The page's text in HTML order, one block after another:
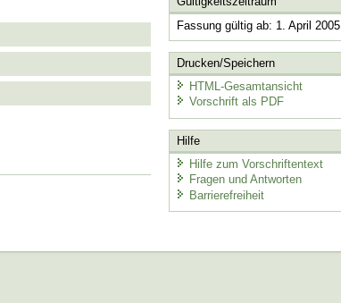
Fassung gültig ab: 1. April 2005
Drucken/Speichern
HTML-Gesamtansicht
Vorschrift als PDF
Hilfe
Hilfe zum Vorschriftentext
Fragen und Antworten
Barrierefreiheit